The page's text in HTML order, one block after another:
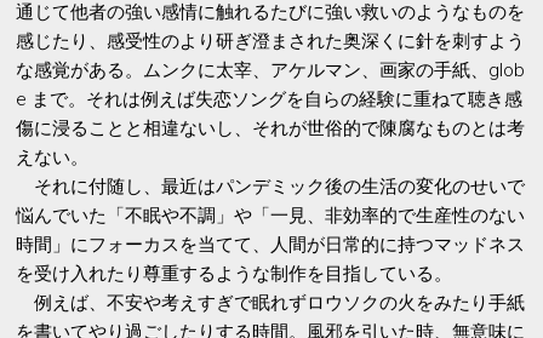
通じて他者の強い感情に触れるたびに強い救いのようなものを
感じたり、感受性のより研ぎ澄まされた奥深くに針を刺すよう
な感覚がある。ムンクに太宰、アケルマン、画家の手紙、glob
e まで。それは例えば失恋ソングを自らの経験に重ねて聴き感
傷に浸ることと相違ないし、それが世俗的で陳腐なものとは考
えない。
それに付随し、最近はパンデミック後の生活の変化のせいで
悩んでいた「不眠や不調」や「一見、非効率的で生産性のない
時間」にフォーカスを当てて、人間が日常的に持つマッドネス
を受け入れたり尊重するような制作を目指している。
例えば、不安や考えすぎで眠れずロウソクの火をみたり手紙
を書いてやり過ごしたりする時間。風邪を引いた時、無意味に